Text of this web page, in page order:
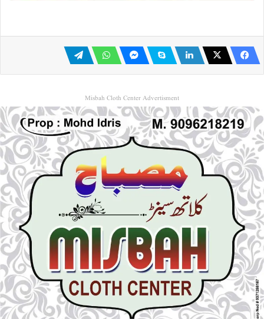
Misbah Cloth Center Advertisment